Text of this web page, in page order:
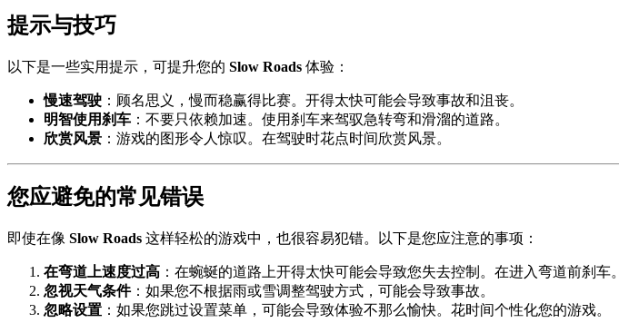
提示与技巧
以下是一些实用提示，可提升您的 Slow Roads 体验：
慢速驾驶 ：顾名思义，慢而稳赢得比赛。开得太快可能会导致事故和沮丧。
明智使用刹车 ：不要只依赖加速。使用刹车来驾驭急转弯和滑溜的道路。
欣赏风景 ：游戏的图形令人惊叹。在驾驶时花点时间欣赏风景。
您应避免的常见错误
即使在像 Slow Roads 这样轻松的游戏中，也很容易犯错。以下是您应注意的事项：
在弯道上速度过高 ：在蜿蜒的道路上开得太快可能会导致您失去控制。在进入弯道前刹车。
忽视天气条件：如果您不根据雨或雪调整驾驶方式，可能会导致事故。
忽略设置 ：如果您跳过设置菜单，可能会导致体验不那么愉快。花时间个性化您的游戏。